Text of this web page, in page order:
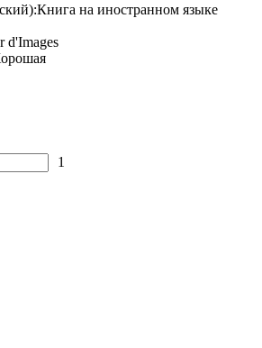
Книга на иностранном языке
d'Images
1